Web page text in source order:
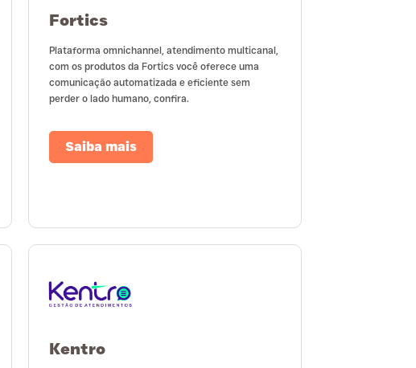
Fortics
Plataforma omnichannel, atendimento multicanal,
com os produtos da Fortics você oferece uma
comunicação automatizada e eficiente sem
perder o lado humano, confira.
Saiba mais
Kentro